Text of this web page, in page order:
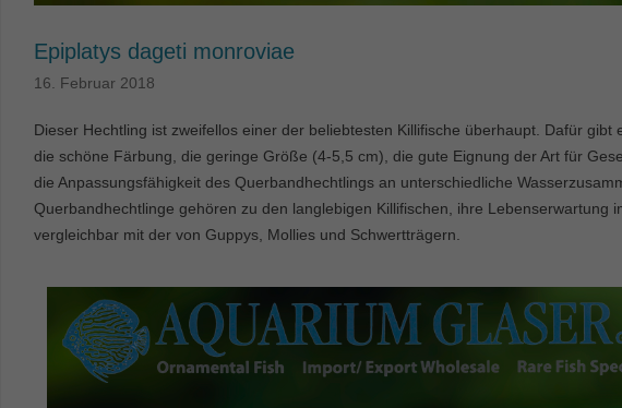
Epiplatys dageti monroviae
16. Februar 2018
Dieser Hechtling ist zweifellos einer der beliebtesten Killifische überhaupt. Dafür gibt
die schöne Färbung, die geringe Größe (4-5,5 cm), die gute Eignung der Art für
die Anpassungsfähigkeit des Querbandhechtlings an unterschiedliche
Querbandhechtlinge gehören zu den langlebigen Killifischen, ihre Lebenserwartung
vergleichbar mit der von Guppys, Mollies und Schwertträgern.